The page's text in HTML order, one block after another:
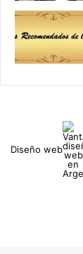
Diseño web